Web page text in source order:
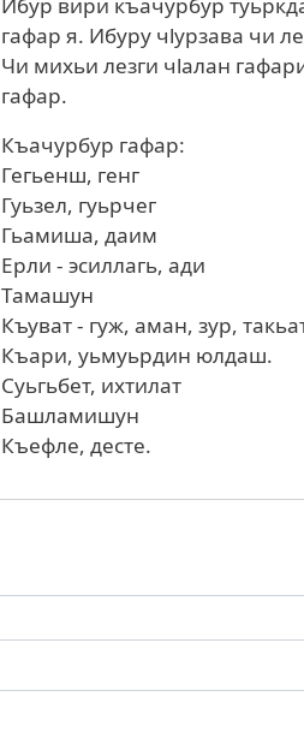
гафар я. Ибуру чlурзава чи
Чи михьи лезги чlалан
гафар.
Къачурбур гафар:
Гегьенш, генг
Гуьзел, гуьрчег
Гьамиша, даим
Ерли - эсиллагь, ади
Тамашун
Къуват - гуж, аман, зур,
Къари, уьмуьрдин юлдаш.
Суьгьбет, ихтилат
Башламишун
Къефле, десте.